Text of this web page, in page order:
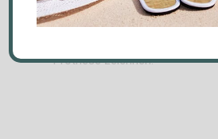
bestimmen und somit schon
Prothese zeichnen.